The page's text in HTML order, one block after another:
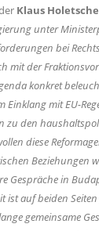
Klaus
unter
bei
mit der
konkret
Einklang mit EU-
zu den
diese
Beziehungen
Gespräche in
ist auf beiden
gemeinsame